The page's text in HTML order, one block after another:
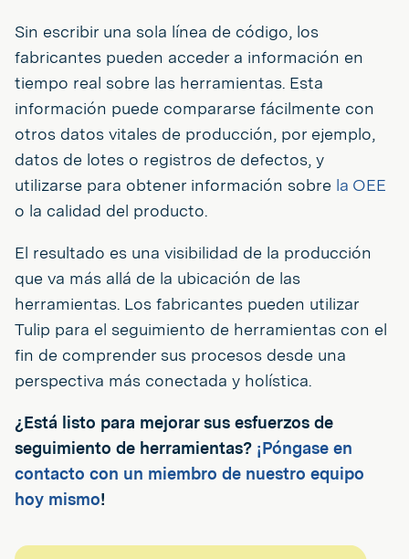
Sin escribir una sola línea de código, los
fabricantes pueden acceder a información en
tiempo real sobre las herramientas. Esta
información puede compararse fácilmente con
otros datos vitales de producción, por ejemplo,
datos de lotes o registros de defectos, y
utilizarse para obtener información sobre la OEE
o la calidad del producto.
El resultado es una visibilidad de la producción
que va más allá de la ubicación de las
herramientas. Los fabricantes pueden utilizar
Tulip para el seguimiento de herramientas con el
fin de comprender sus procesos desde una
perspectiva más conectada y holística.
¿Está listo para mejorar sus esfuerzos de
seguimiento de herramientas? ¡Póngase en
contacto con un miembro de nuestro equipo
hoy mismo!